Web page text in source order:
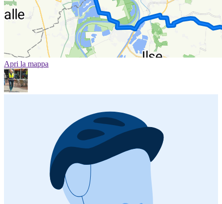
Apri la mappa